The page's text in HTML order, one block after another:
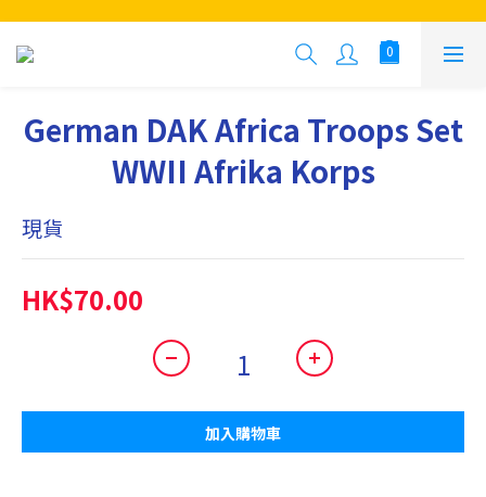
German DAK Africa Troops Set
WWII Afrika Korps
現貨
HK$70.00
加入購物車